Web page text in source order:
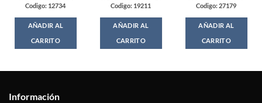
Codigo: 12734
AÑADIR AL
CARRITO
Codigo: 19211
AÑADIR AL
CARRITO
Codigo: 27179
AÑADIR AL
CARRITO
Información